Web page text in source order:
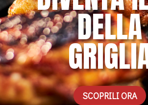
DELLA
SCOPRILI ORA